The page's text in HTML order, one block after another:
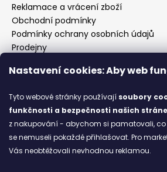
Nastavení cookies: Aby web
Tyto webové stránky používají soubory
funkčnosti a bezpečnosti našich
z nakupování - abychom si pamatovali, co
se nemuseli pokaždé přihlašovat. Pro
Vás neobtěžovali nevhodnou reklamou.
Reklamace a vrácení zboží
Obchodní podmínky
Podmínky ochrany osobních údajů
Prodejny
Značky
Blog
Ze starých bot staronové